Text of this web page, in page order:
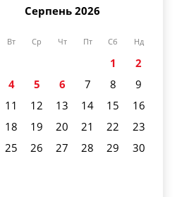
Серпень 2026
Вт Ср Чт Пт Сб Нд
1
2
4 5 6 7 8
9
11 12 13 14 15
16
18 19 20 21 22
23
25 26 27 28 29
30